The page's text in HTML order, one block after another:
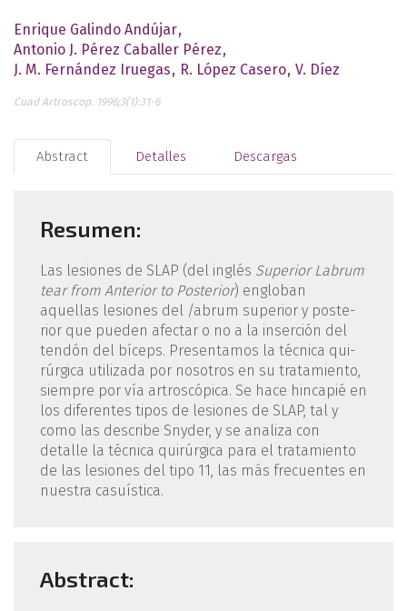
Enrique Galindo Andújar
Antonio J. Pérez Caballer Pérez
J. M. Fernández Iruegas
R. López Casero V. Díez
Cuad Artroscop. 1996;3(1):31-6
Abstract Detalles Descargas
Resumen:
Las lesiones de SLAP (del inglés Superior La­brum
tear from Anterior to Posterior) engloban
aquellas lesiones del /abrum superior y poste­
rior que pueden afectar o no a la inserción del
tendón del bíceps. Presentamos la técnica qui­
rúrgica utilizada por nosotros en su tratamien­to,
siempre por vía artroscópica. Se hace hin­capié en
los diferentes tipos de lesiones de SLAP, tal y
como las describe Snyder, y se analiza con
detalle la técnica quirúrgica para el tratamiento
de las lesiones del tipo 11, las más frecuentes en
nuestra casuística.
Abstract: